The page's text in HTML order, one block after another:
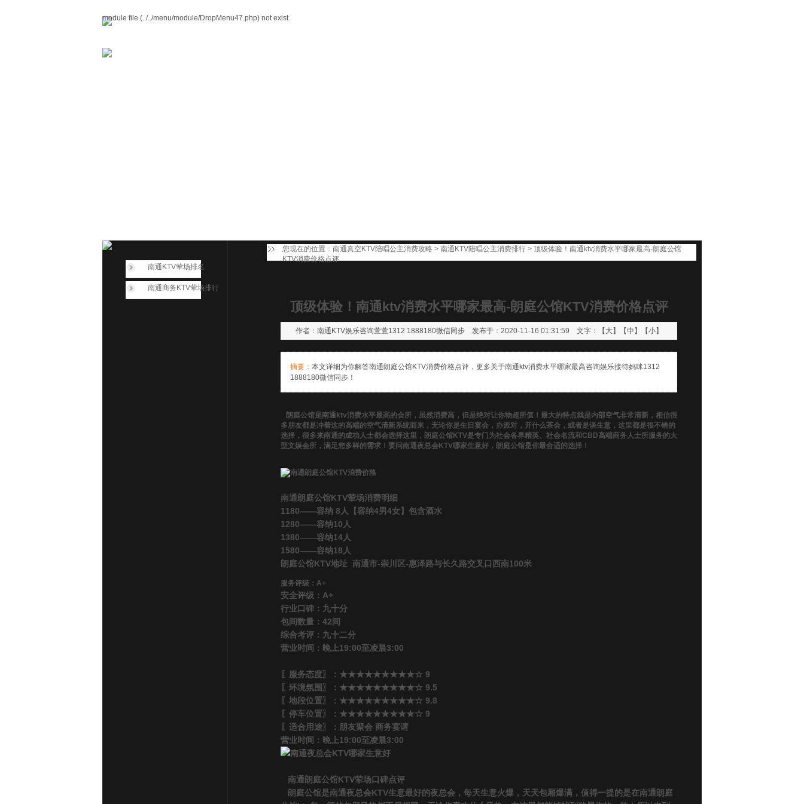
module file (../../menu/module/DropMenu47.php) not exist
您现在的位置： 南通真空KTV陪唱公主消费攻略 > 南通KTV陪唱公主消费排行 > 顶级体验！南通ktv消费水平哪家最高-朗庭公馆
KTV消费价格点评
南通KTV荤场排名
南通商务KTV荤场排行
顶级体验！南通ktv消费水平哪家最高-朗庭公馆KTV消费价格点评
作者：南通KTV娱乐咨询萱萱1312 1888180微信同步 发布于：2020-11-16 01:31:59 文字：【 大】【中 】【小】
摘要： 本文详细为你解答南通朗庭公馆KTV消费价格点评，更多关于南通ktv消费水平哪家最高咨询娱乐接待妈咪1312
1888180微信同步！
朗庭公馆是南通ktv消费水平最高的会所，虽然消费高，但是绝对让你物超所值！最大的特点就是内部空气非常清新，相信很
多朋友都是冲着这的高端的空气清新系统而来，无论你是生日宴会，办派对，开什么茶会，或者是谈生意，这里都是很不错的
选择，很多来南通的成功人士都会选择这里，朗庭公馆KTV是专门为社会各界精英、社会名流和CBD高端商务人士所服务的大
型文娱会所，满足您多样的需求！要问南通夜总会KTV哪家生意好，朗庭公馆是你最合适的选择！
南通朗庭公馆KTV荤场消费明细
1180——容纳 8人【容纳4男4女】包含酒水
1280——容纳10人
1380——容纳14人
1580——容纳18人
朗庭公馆KTV地址 南通市-崇川区-惠泽路与长久路交叉口西南100米
服务评级：A+
安全评级：A+
行业口碑：九十分
包间数量：42间
综合考评：九十二分
营业时间：晚上19:00至凌晨3:00
〖服务态度〗：★★★★★★★★★☆ 9
〖环境氛围〗：★★★★★★★★★☆ 9.5
〖地段位置〗：★★★★★★★★★☆ 9.8
〖停车位置〗：★★★★★★★★★☆ 9
〖适合用途〗：朋友聚会 商务宴请
营业时间：晚上19:00至凌晨3:00
南通朗庭公馆KTV荤场口碑点评
朗庭公馆是南通夜总会KTV生意最好的夜总会，每天生意火爆，天天包厢爆满，值得一提的是在南通朗庭